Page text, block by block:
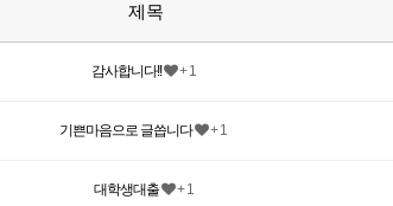
제목
감사합니다!! + 1
기쁜마음으로 글씁니다 + 1
대학생대출 + 1